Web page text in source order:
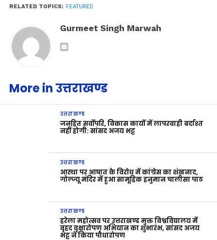
RELATED TOPICS: FEATURED
Gurmeet Singh Marwah
More in उत्तराखण्ड
उत्तराखण्ड
जनहित सर्वोपरि, विकास कार्यों में लापरवाही बर्दाश्त
नहीं होगी: सांसद अजय भट्ट
उत्तराखण्ड
आस्था पर आघात के विरोध में कांग्रेस का शंखनाद,
गोल्ज्यू मंदिर में हुआ सामूहिक हनुमान चालीसा पाठ
उत्तराखण्ड
हरेला महोत्सव पर उत्तराखण्ड मुक्त विश्वविद्यालय में
वृहद वृक्षारोपण अभियान का शुभारंभ, सांसद अजय
भट्ट ने किया पौधारोपण